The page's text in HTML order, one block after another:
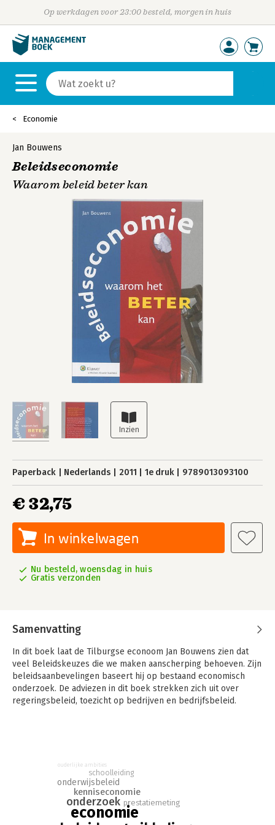
Op werkdagen voor 23:00 besteld, morgen in huis
Economie
Jan Bouwens
Beleidseconomie
Waarom beleid beter kan
Paperback Nederlands 2011 1e druk 9789013093100
€ 32,75
In winkelwagen
Nu besteld, woensdag in huis
Gratis verzonden
Samenvatting
In dit boek laat de Tilburgse econoom Jan Bouwens zien dat
veel Beleidskeuzes die we maken aanscherping behoeven. Zijn
beleidsaanbevelingen baseert hij op bestaand economisch
onderzoek. De adviezen in dit boek strekken zich uit over
regeringsbeleid, toezicht op bedrijven en bedrijfsbeleid.
Door effecten van bestaand beleid te koppelen aan
baanbrekend economisch onderzoek laat Bouwens zien dat we
fouten maken die we kunnen voorkomen als we bereid zijn ons
beleid te baseren op uitkomsten van wetenschappelijk
onderzoek. Dit vergt moed van onze beleidsmakers. Wie durft
economie
onderzoek
kenniseconomie
onderwijsbeleid
schoolleiding
prestatiemeting
ouderlijke ambities